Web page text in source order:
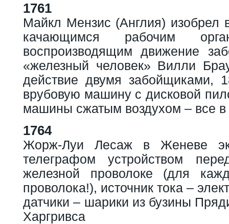
1761
Майкл Мензис (Англия) изобрел
качающимся рабочим
воспроизводящим движение
«железный человек» Вилли
действие двумя забойщиками,
врубовую машину с дисковой
машины сжатым воздухом – все в
1764
Жорж-Луи Лесаж в Женеве
телеграфом устройством
железной проволоке (для
проволока!), источник тока –
датчики – шарики из бузины
Харгривса